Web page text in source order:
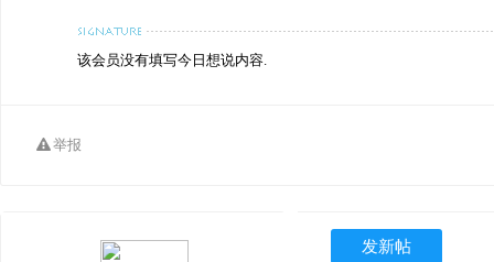
该会员没有填写今日想说内容.
举报
发新帖